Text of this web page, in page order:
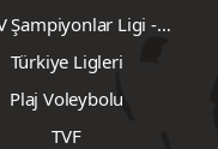
Şampiyonlar Ligi -
Türkiye Ligleri
Plaj Voleybolu
TVF